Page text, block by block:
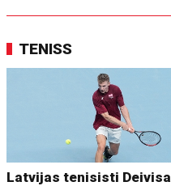
TENISS
Latvijas tenisisti Deivisa